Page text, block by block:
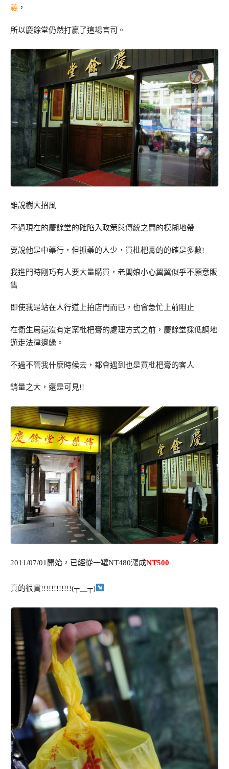
義 ，
所以慶餘堂仍然打贏了這場官司。
雖說樹大招風
不過現在的慶餘堂的確陷入政策與傳統之間的模糊地帶
要說他是中藥行，但抓藥的人少，買枇杷膏的的確是多數!
我進門時剛巧有人要大量購買，老闆娘小心翼翼似乎不願意販
售
即使我是站在人行道上拍店門而已，也會急忙上前阻止
在衛生局還沒有定案枇杷膏的處理方式之前，慶餘堂採低調地
遊走法律邊緣。
不過不管我什麼時候去，都會遇到也是買枇杷膏的客人
銷量之大，還是可見!!
2011/07/01開始，已經從一罐NT480漲成NT500
真的很貴!!!!!!!!!!!!(┬＿┬)